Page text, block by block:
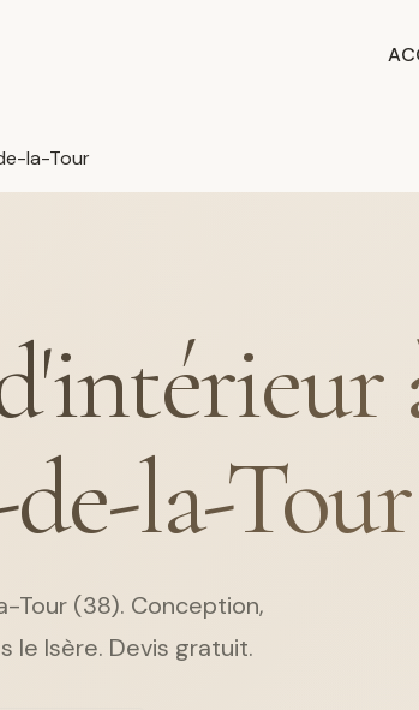
la-Tour
la-Tour
(38). Conception,
le Isère. Devis gratuit.